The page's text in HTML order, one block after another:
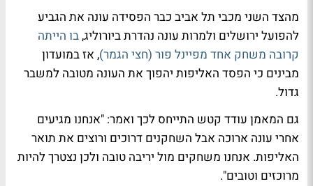
מהצד השני מכבי תל אביב כבר הפסידה עונה את הגביע
להפועל ירושלים ולמרות עונה נהדרת ביורוליג,בו הייתה
קרובה משחק אחד מפיינל פור (חצי הגמר), אז במועדון
מבינים כי הפסד האליפות יהפוך את העונה מטובה למשבר
גדול.
גם המאמן עודד קטש התייחס לכך ואמר: "אנחנו מגיעים
אחרי עונה ארוכה אבל השחקנים דרוכים ורוצים את תואר
האליפות. אנחנו משחקים מול יריבה טובה ולכן נצטרך להיות
מרוכזים וטובים".